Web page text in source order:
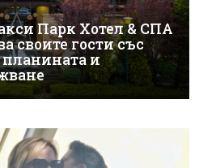
Парк Хотел & СПА
своите гости със
планината и